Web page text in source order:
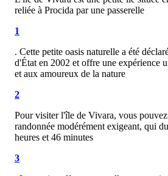
reliée à Procida par une passerelle
1
. Cette petite oasis naturelle a été
d'État en 2002 et offre une expérience
et aux amoureux de la nature
2
Pour visiter l'île de Vivara, vous
randonnée modérément exigeant, qui
heures et 46 minutes
3